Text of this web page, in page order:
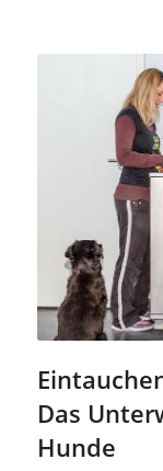
Das
Hunde